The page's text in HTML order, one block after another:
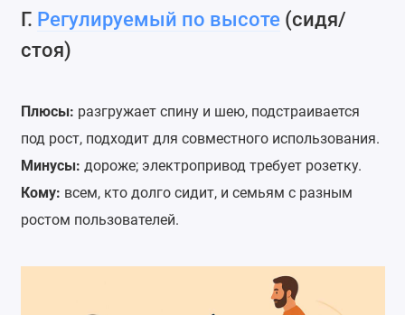
Г. Регулируемый по высоте (сидя/
стоя)
Плюсы: разгружает спину и шею, подстраивается
под рост, подходит для совместного использования.
Минусы: дороже; электропривод требует розетку.
Кому: всем, кто долго сидит, и семьям с разным
ростом пользователей.